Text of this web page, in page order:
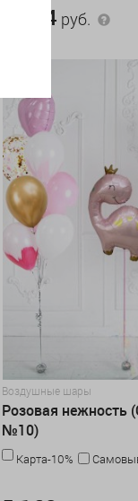
6 734 руб.
Воздушные шары
Розовая нежность
№10)
Карта-10%